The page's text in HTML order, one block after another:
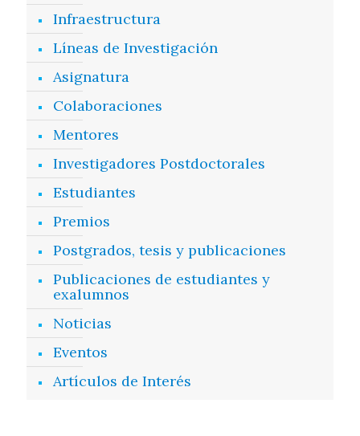
Infraestructura
Líneas de Investigación
Asignatura
Colaboraciones
Mentores
Investigadores Postdoctorales
Estudiantes
Premios
Postgrados, tesis y publicaciones
Publicaciones de estudiantes y
exalumnos
Noticias
Eventos
Artículos de Interés